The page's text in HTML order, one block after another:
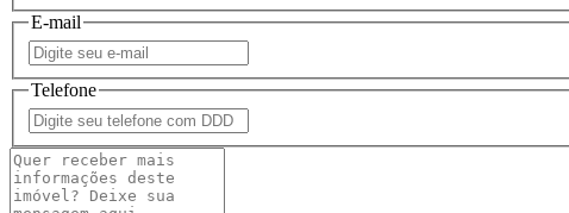
E-mail
Telefone